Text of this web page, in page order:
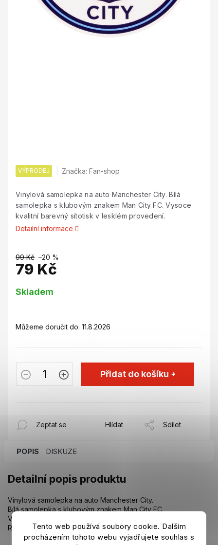
Tento web používá soubory cookie. Dalším
procházením tohoto webu vyjadřujete souhlas s
VÝPRODEJ Značka:Fan-shop
Vinylová samolepka na auto Manchester City. Bílá
samolepka s klubovým znakem Man City FC. Vysoce
kvalitní barevný sítotisk v lesklém provedení.
Detailní informace
99 Kč –20 %
79 Kč
cena:
Skladem
Můžeme doručit do: 11.8.2026
Přidat do košíku
Zeptat se Hlídat Sdílet
POPIS DISKUZE
Detailní popis produktu
Vinylová samolepka na auto Manchester City.
Bílá samolepka s klubovým znakem Man City FC.
Vysoce kvalitní barevný sítotisk v lesklém provedení.
Rozměr: 12 x 12 cm.